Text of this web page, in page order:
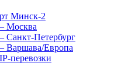
Минск-2
Москва
Петербург
Варшава/Европа
перевозки